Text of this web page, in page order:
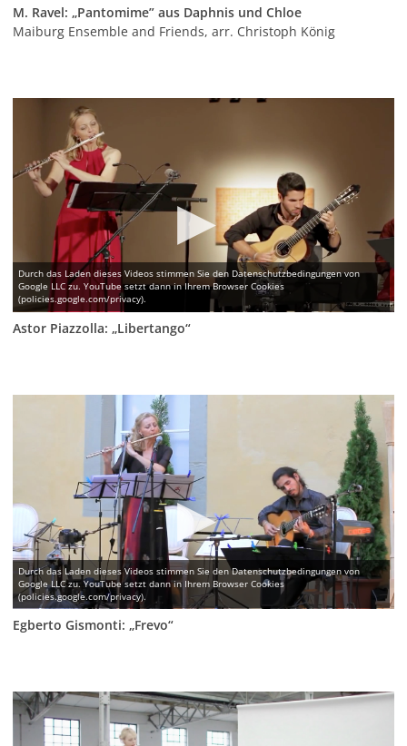
M. Ravel: „Pantomime” aus Daphnis und Chloe
Maiburg Ensemble and Friends, arr. Christoph König
Astor Piazzolla: „Libertango“
Egberto Gismonti: „Frevo“